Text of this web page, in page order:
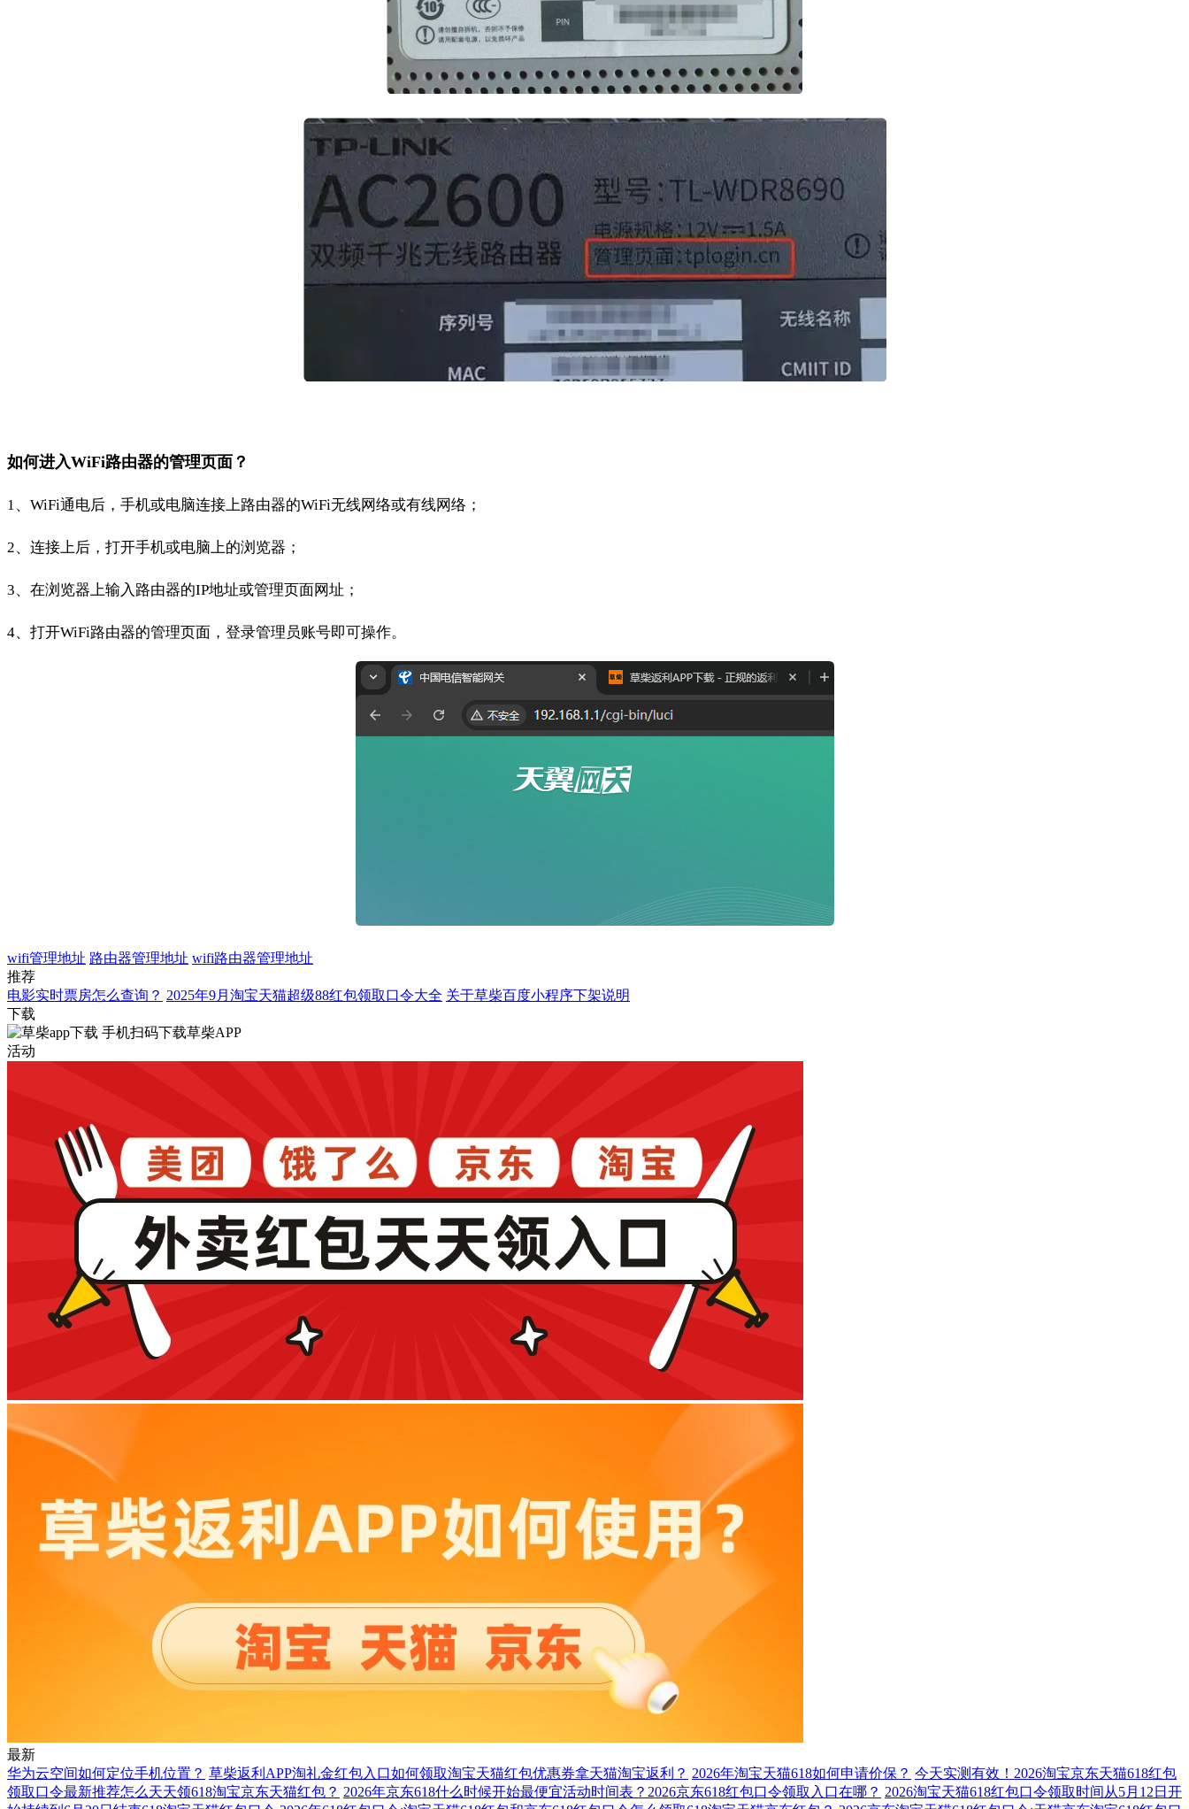
如何进入WiFi路由器的管理页面？
1、WiFi通电后，手机或电脑连接上路由器的WiFi无线网络或有线网络；
2、连接上后，打开手机或电脑上的浏览器；
3、在浏览器上输入路由器的IP地址或管理页面网址；
4、打开WiFi路由器的管理页面，登录管理员账号即可操作。
wifi管理地址 路由器管理地址 wifi路由器管理地址
推荐
电影实时票房怎么查询？ 2025年9月淘宝天猫超级88红包领取口令大全 关于草柴百度小程序下架说明
下载
手机扫码下载草柴APP
活动
最新
华为云空间如何定位手机位置？ 草柴返利APP淘礼金红包入口如何领取淘宝天猫红包优惠券拿天猫淘宝返利？ 2026年淘宝天猫618如何申请价保？ 今天实测有效！2026淘宝京东天猫618红包
领取口令最新推荐怎么天天领618淘宝京东天猫红包？ 2026年京东618什么时候开始最便宜活动时间表？2026京东618红包口令领取入口在哪？ 2026淘宝天猫618红包口令领取时间从5月12日开